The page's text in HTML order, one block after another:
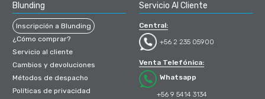
Blunding
Inscripción a Blunding
¿Cómo comprar?
Servicio al cliente
Cambios y devoluciones
Métodos de despacho
Políticas de privacidad
Servicio Al Cliente
Central:
+56 2 235 05900
Venta Telefónica:
Whatsapp
+56 9 5414 3134